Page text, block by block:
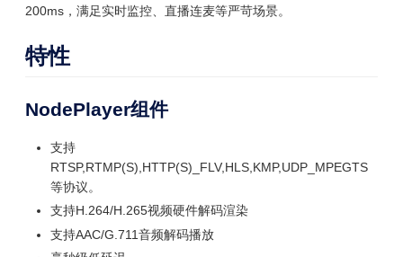
200ms，满足实时监控、直播连麦等严苛场景。
特性
NodePlayer组件
支持
RTSP,RTMP(S),HTTP(S)_FLV,HLS,KMP,UDP_MPEGTS
等协议。
支持H.264/H.265视频硬件解码渲染
支持AAC/G.711音频解码播放